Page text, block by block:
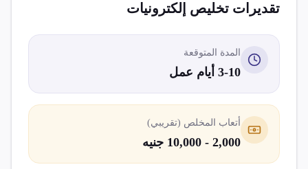
تقديرات تخليص إلكترونيات
المدة المتوقعة
3-10 أيام عمل
أتعاب المخلص (تقريبي)
2,000 - 10,000 جنيه